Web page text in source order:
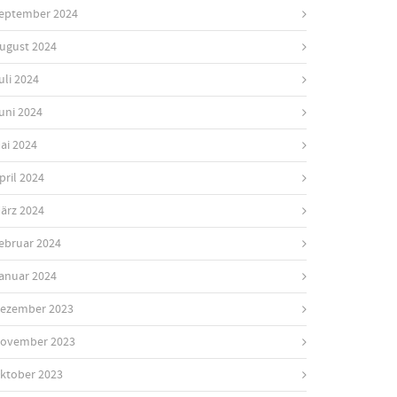
2024
2024
2024
2024
2024
2024
2024
2024
2024
2023
2023
2023